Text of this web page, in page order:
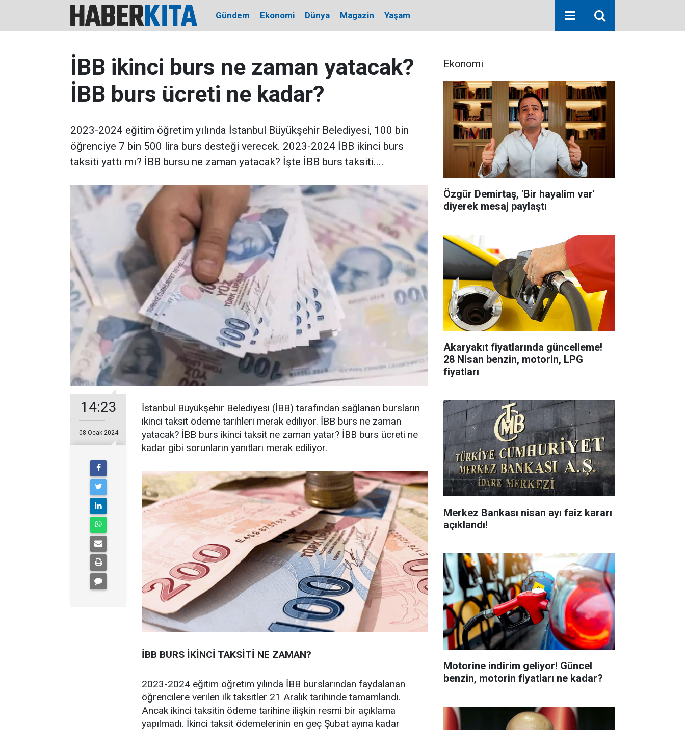
Gündem Ekonomi Dünya Magazin Yaşam
İBB ikinci burs ne zaman yatacak?
İBB burs ücreti ne kadar?
2023-2024 eğitim öğretim yılında İstanbul Büyükşehir Belediyesi, 100 bin
öğrenciye 7 bin 500 lira burs desteği verecek. 2023-2024 İBB ikinci burs
taksiti yattı mı? İBB bursu ne zaman yatacak? İşte İBB burs taksiti....
14:23
08 Ocak 2024
İstanbul Büyükşehir Belediyesi (İBB) tarafından sağlanan bursların
ikinci taksit ödeme tarihleri merak ediliyor. İBB burs ne zaman
yatacak? İBB burs ikinci taksit ne zaman yatar? İBB burs ücreti ne
kadar gibi sorunların yanıtları merak ediliyor.
İBB BURS İKİNCİ TAKSİTİ NE ZAMAN?
2023-2024 eğitim öğretim yılında İBB burslarından faydalanan
öğrencilere verilen ilk taksitler 21 Aralık tarihinde tamamlandı.
Ancak ikinci taksitin ödeme tarihine ilişkin resmi bir açıklama
yapılmadı. İkinci taksit ödemelerinin en geç Şubat ayına kadar
Ekonomi
Özgür Demirtaş, 'Bir hayalim var'
diyerek mesaj paylaştı
Akaryakıt fiyatlarında güncelleme!
28 Nisan benzin, motorin, LPG
fiyatları
Merkez Bankası nisan ayı faiz kararı
açıklandı!
Motorine indirim geliyor! Güncel
benzin, motorin fiyatları ne kadar?